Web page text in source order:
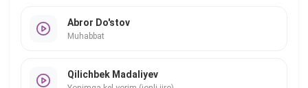
Abror Do'stov
Muhabbat
Qilichbek Madaliyev